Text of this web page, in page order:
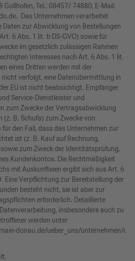
Gollhofen, Tel.: 08457/ 74880, E-Mail:
Das Unternehmen verarbeitet
Daten zur Abwicklung von Bestellungen
6 Abs. 1 lit. b DS-GVO) sowie für
im gesetzlich zulässigen Rahmen
Interesses nach Art. 6 Abs. 1 lit.
eines Dritten werden mit der
verfolgt, eine Datenübermittlung in
EU ist nicht beabsichtigt. Empfänger
Service-Dienstleister und
zum Zwecke der Vertragsabwicklung
(z. B. Schufa) zum Zwecke von
den Fall, dass das Unternehmen zur
ist (z. B. Kauf auf Rechnung,
zum Zweck der Identitätsprüfung,
Kundenkontos. Die Rechtmäßigkeit
mit Auskunfteien ergibt sich aus Art. 6
Eine Verpflichtung zur Bereitstellung der
besteht nicht, sie ist aber zur
erforderlich. Detaillierte
insbesondere auch zu
werden unter
ueber_uns/unternehmen/